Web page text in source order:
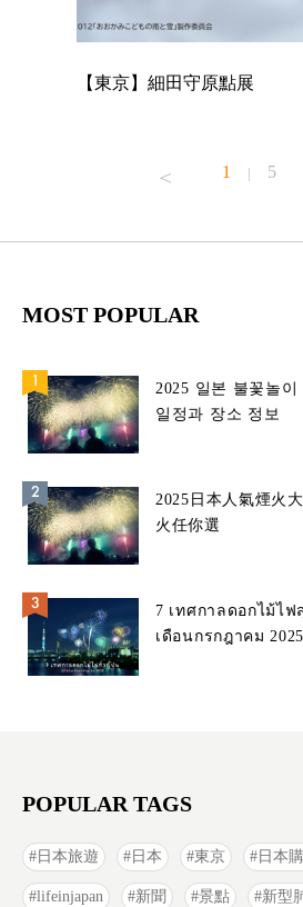
【東京】細田守原點展
1 | 5
MOST POPULAR
2025 일본 불꽃놀
일정과 장소 정보
2025日本人氣煙火大會14選 從
火任你選
7 เทศกาลดอกไม้ไ
เดือนกรกฎาคม
POPULAR TAGS
日本旅遊 日本 東京 日本
lifeinjapan 新聞 景點 新型